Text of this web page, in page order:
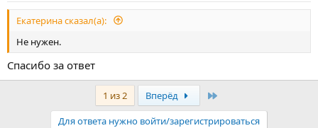
Екатерина сказал(а):
Не нужен.
Спасибо за ответ
1 из 2 Вперёд
Для ответа нужно войти/зарегистрироваться